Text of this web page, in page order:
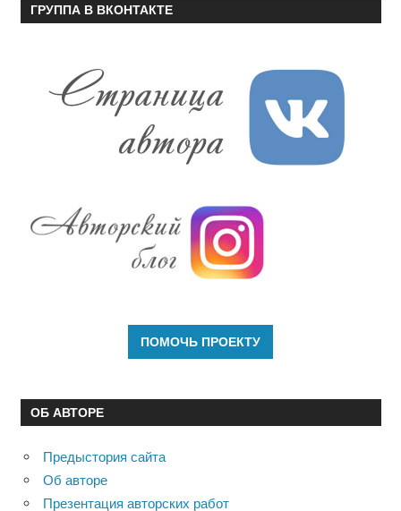
ГРУППА В ВКОНТАКТЕ
ОБ АВТОРЕ
Предыстория сайта
Об авторе
Презентация авторских работ